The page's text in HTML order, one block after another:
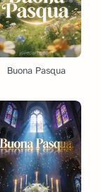
Buona Pasqua